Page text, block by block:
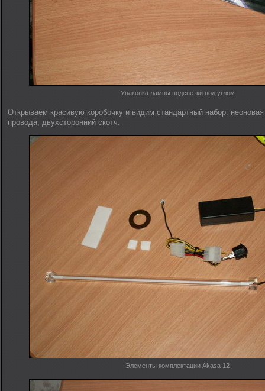
Упаковка лампы подсветки под углом
Открываем красивую коробочку и видим стандартный набор:
провода, двухсторонний скотч.
Элементы комплектации Akasa 12